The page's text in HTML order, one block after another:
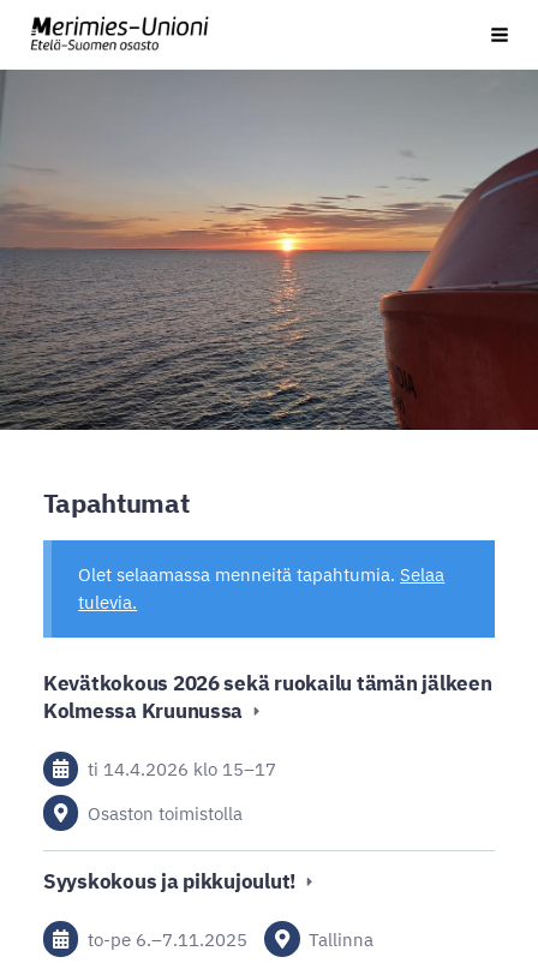
Siirry
sivun
Etelä-Suomen osasto
Tapahtumat
Olet selaamassa menneitä tapahtumia.Selaa
tulevia.
Kevätkokous 2026 sekä ruokailu tämän jälkeen
Kolmessa Kruunussa
ti 14.4.2026 klo 15–17
Osaston toimistolla
Syyskokous ja pikkujoulut!
to-pe 6.–7.11.2025 Tallinna